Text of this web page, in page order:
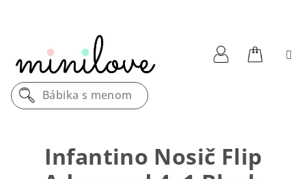
Bábika s menom
Infantino Nosič Flip